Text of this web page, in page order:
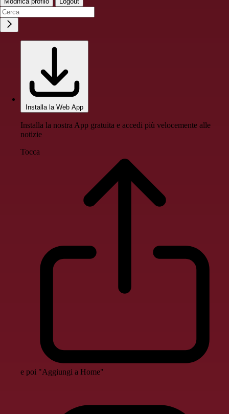
Installa la Web App
Installa la nostra App gratuita e accedi più velocemente alle
notizie
Tocca
e poi "Aggiungi a Home"